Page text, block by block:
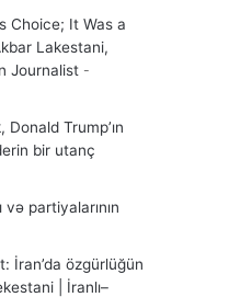
Choice; It Was a
Lakestani,
Journalist
Trump’ın
bir utanç
partiyalarının
İran’da özgürlüğün
| İranlı–